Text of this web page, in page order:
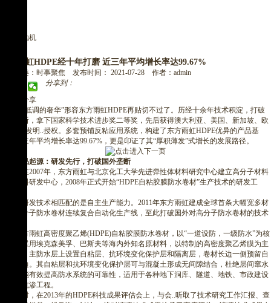
垃圾翻抛机
东方雨虹HDPE经十年打磨 近三年平均增长率达99.67%
所属分类：时事聚焦 发布时间： 2021-07-28 作者：admin
分享到：
二维码分享
用“低调的奢华”形容东方雨虹HDPE再贴切不过了。历经十余年技术积淀，打破
国外垄断，拿下国家科学技术进步奖二等奖，先后获得澳大利亚、美国、新加坡、欧
洲等..局发明..授权。多套预铺反粘应用系统，构建了东方雨虹HDPE优异的产品基
底，近三年平均增长率达99.67%，更是印证了其“厚积薄发”式增长的发展路径。
产品起源：研发先行，打破国外垄断
早在2007年，东方雨虹与北京化工大学先进弹性体材料研究中心建立高分子材料
防水材料研发中心，2008年正式开始“HDPE自粘胶膜防水卷材”生产技术的研发工
与研发技术相匹配的是自主生产能力。2011年东方雨虹建成全球首条大幅宽多材
多层高分子防水卷材连续复合自动化生产线，至此打破国外对高分子防水卷材的技术
东方雨虹高密度聚乙烯(HDPE)自粘胶膜防水卷材，以“一道设防，一级防水”为核
心点，采用埃克森美孚、巴斯夫等海内外知名原材料，以特制的高密度聚乙烯膜为主
防水层，主防水层上设置自粘层、抗环境变化保护层和隔离层，卷材长边一侧预留自
粘搭接边。其自粘层和抗环境变化保护层可与混凝土形成无间隙结合，杜绝层间窜水
隐患，能有效提高防水系统的可靠性，适用于各种地下洞库、隧道、地铁、市政建设
等防水抗渗工程。
彼时，在2013年的HDPE科技成果评估会上，与会..听取了技术研究工作汇报、查